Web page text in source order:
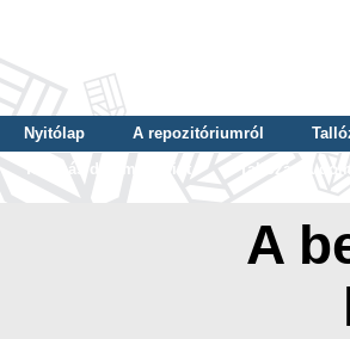
Nyitólap A repozitóriumról
Tallózás dátum szerint
Tallózás
A